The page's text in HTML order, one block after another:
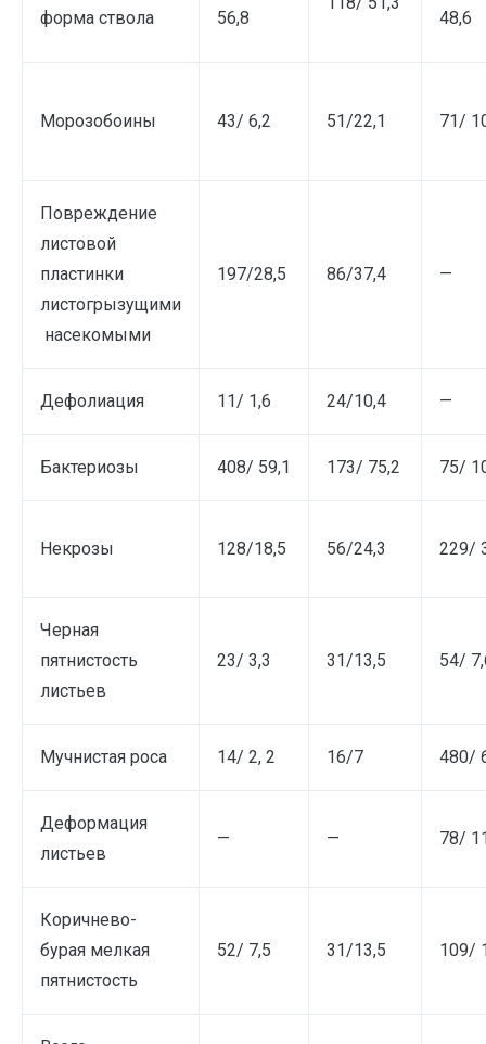
форма ствола 56,8 48,6
Морозобоины 43/ 6,2 51/22,1 71/
Повреждение
листовой
пластинки
листогрызущими
насекомыми
197/28,5 86/37,4 —
Дефолиация 11/ 1,6 24/10,4 —
Бактериозы 408/ 59,1 173/ 75,2 75/
Некрозы 128/18,5 56/24,3 229/
Черная
пятнистость
листьев
23/ 3,3 31/13,5 54/
Мучнистая роса 14/ 2, 2 16/7 480/
Деформация
листьев
— — 78/
Коричнево-
бурая мелкая
пятнистость
52/ 7,5 31/13,5 109/